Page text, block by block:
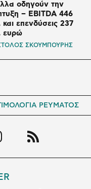
οδηγούν την
– EBITDA 446
και επενδύσεις 237
ευρώ
ΣΚΟΥΜΠΟΥΡΗΣ
ΡΕΥΜΑΤΟΣ